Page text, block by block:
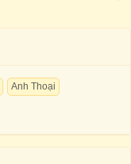
Anh Thoại